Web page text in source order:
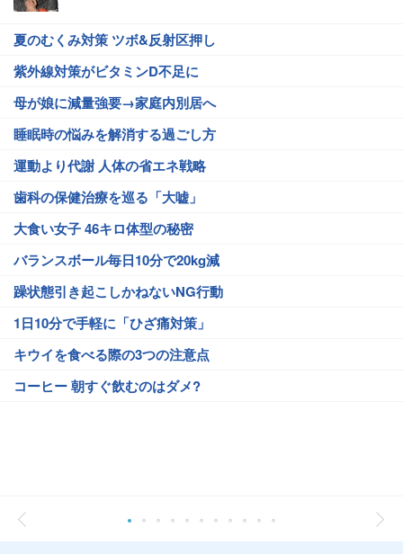
夏のむくみ対策 ツボ&反射区押し
紫外線対策がビタミンD不足に
母が娘に減量強要→家庭内別居へ
睡眠時の悩みを解消する過ごし方
運動より代謝 人体の省エネ戦略
歯科の保健治療を巡る「大嘘」
大食い女子 46キロ体型の秘密
バランスボール毎日10分で20kg減
躁状態引き起こしかねないNG行動
1日10分で手軽に「ひざ痛対策」
キウイを食べる際の3つの注意点
コーヒー 朝すぐ飲むのはダメ?